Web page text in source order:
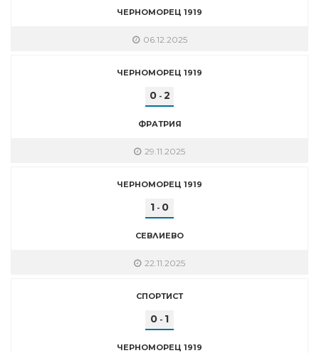
ЧЕРНОМОРЕЦ 1919
06.12.2025
ЧЕРНОМОРЕЦ 1919
0- 2
ФРАТРИЯ
29.11.2025
ЧЕРНОМОРЕЦ 1919
1 - 0
СЕВЛИЕВО
22.11.2025
СПОРТИСТ
0 - 1
ЧЕРНОМОРЕЦ 1919